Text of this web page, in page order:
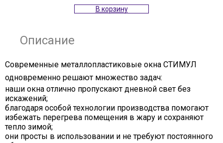
В корзину
Описание
Современные металлопластиковые окна СТИМУЛ
одновременно решают множество задач:
наши окна отлично пропускают дневной свет без
искажений;
благодаря особой технологии производства помогают
избежать перегрева помещения в жару и сохраняют
тепло зимой;
они просты в использовании и не требуют постоянного